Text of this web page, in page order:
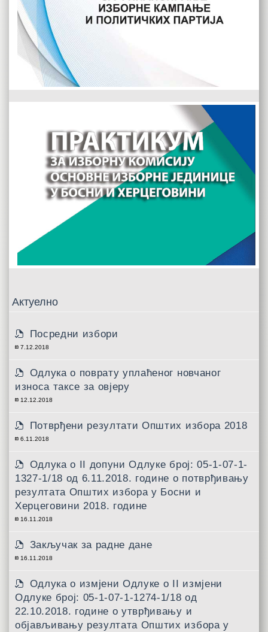
Актуелно
Посредни избори
7.12.2018
Одлука о поврату уплаћеног новчаног
износа таксе за овјеру
12.12.2018
Потврђени резултати Општих избора 2018
6.11.2018
Одлукa о II допуни Одлуке број: 05-1-07-1-
1327-1/18 од 6.11.2018. године о потврђивању
резултата Општих избора у Босни и
Херцеговини 2018. године
16.11.2018
Закључак за радне дане
16.11.2018
Одлука о измјени Одлуке о II измјени
Одлуке број: 05-1-07-1-1274-1/18 од
22.10.2018. године о утврђивању и
објављивању резултата Општих избора у